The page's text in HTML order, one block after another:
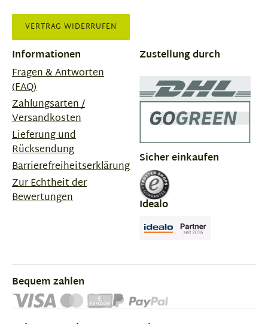
VERTRAG WIDERRUFEN
Informationen
Fragen & Antworten
(FAQ)
Zahlungsarten /
Versandkosten
Lieferung und
Rücksendung
Barrierefreiheitserklärung
Zur Echtheit der
Bewertungen
Zustellung durch
Sicher einkaufen
Idealo
Bequem zahlen